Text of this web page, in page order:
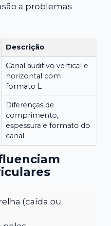
a problemas
Descrição
Canal auditivo vertical e
horizontal com
formato L
Diferenças de
comprimento,
espessura e formato do
canal
(caída ou